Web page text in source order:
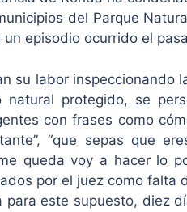
del Parque
episodio ocurrido el
su labor inspeccionando
protegido, se
con frases como
“que sepas que
queda voy a hacer lo
por el juez como falta
para este supuesto, diez